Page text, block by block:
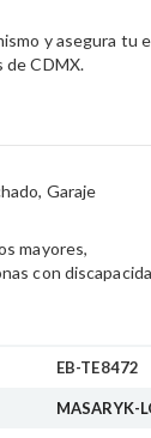
y asegura tu
de CDMX.
Garaje
mayores
con
EB-TE8472
MASARYK-